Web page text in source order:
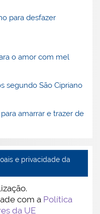
para desfazer
o amor com mel
segundo São Cipriano
amarrar e trazer de
e privacidade da
com a Política
da UE